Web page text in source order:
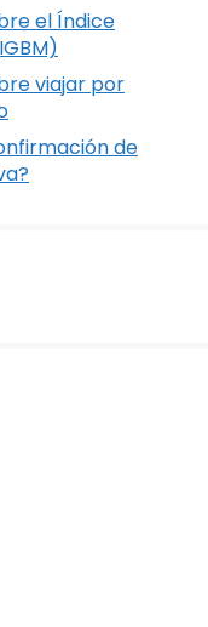
el Índice
viajar por
de